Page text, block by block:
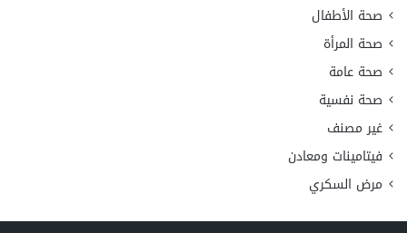
صحة الأطفال
صحة المرأة
صحة عامة
صحة نفسية
غير مصنف
فيتامينات ومعادن
مرض السكري